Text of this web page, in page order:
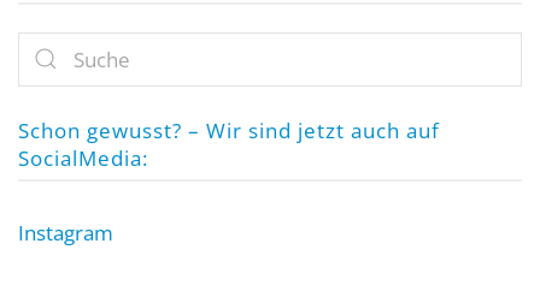
Schon gewusst? – Wir sind jetzt auch auf
SocialMedia:
Instagram